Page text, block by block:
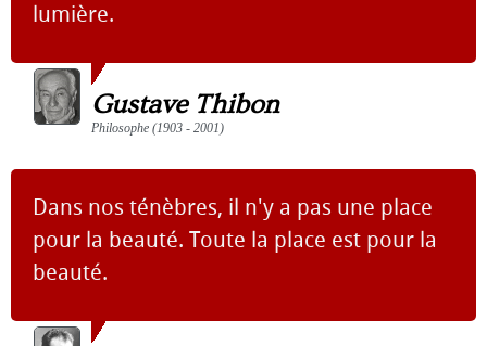
lumière.
Gustave Thibon
Philosophe (1903 - 2001)
Dans nos ténèbres, il n'y a pas une place
pour la beauté. Toute la place est pour la
beauté.